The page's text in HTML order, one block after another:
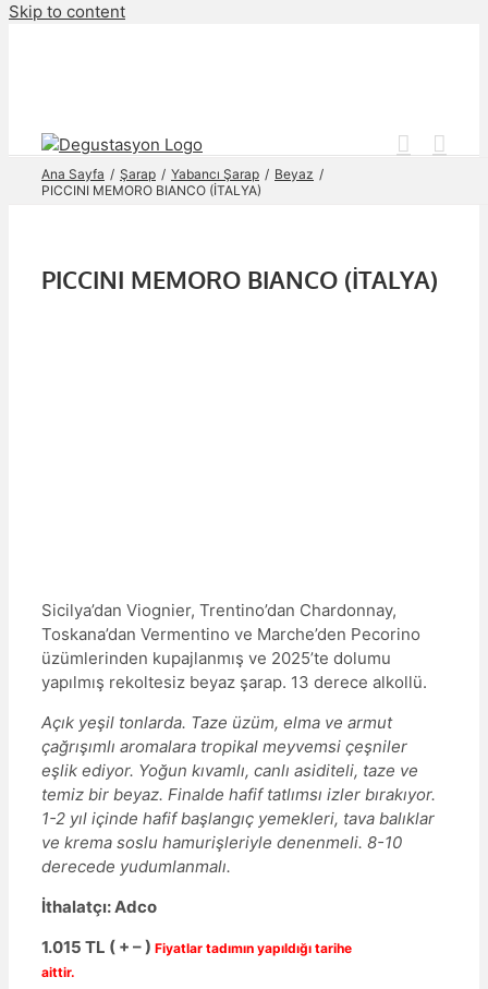
Skip to content
Ana Sayfa Şarap Yabancı Şarap
Beyaz
PICCINI MEMORO BIANCO (İTALYA)
PICCINI MEMORO BIANCO (İTALYA)
Sicilya’dan Viognier, Trentino’dan Chardonnay,
Toskana’dan Vermentino ve Marche’den Pecorino
üzümlerinden kupajlanmış ve 2025’te dolumu
yapılmış rekoltesiz beyaz şarap. 13 derece alkollü.
Açık yeşil tonlarda. Taze üzüm, elma ve armut
çağrışımlı aromalara tropikal meyvemsi çeşniler
eşlik ediyor. Yoğun kıvamlı, canlı asiditeli, taze ve
temiz bir beyaz. Finalde hafif tatlımsı izler bırakıyor.
1-2 yıl içinde hafif başlangıç yemekleri, tava balıklar
ve krema soslu hamurişleriyle denenmeli. 8-10
derecede yudumlanmalı.
İthalatçı: Adco
1.015 TL ( + – ) Fiyatlar tadımın yapıldığı tarihe
aittir.